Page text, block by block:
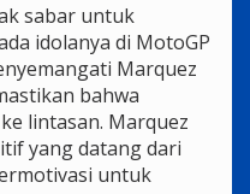
sabar untuk
idolanya di MotoGP
Marquez
bahwa
lintasan. Marquez
yang datang dari
untuk